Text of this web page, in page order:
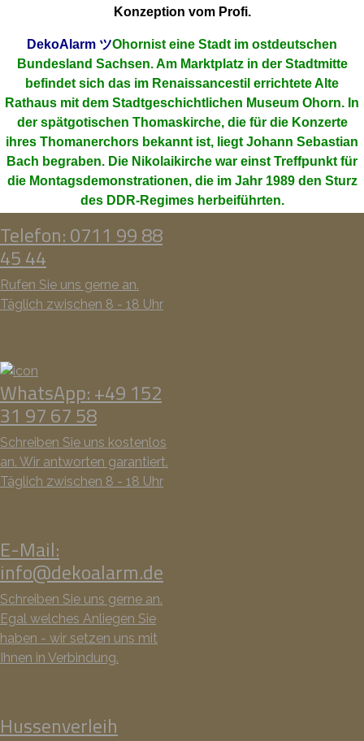
Konzeption vom Profi.
DekoAlarm ツOhornist eine Stadt im ostdeutschen
Bundesland Sachsen. Am Marktplatz in der Stadtmitte
befindet sich das im Renaissancestil errichtete Alte
Rathaus mit dem Stadtgeschichtlichen Museum Ohorn. In
der spätgotischen Thomaskirche, die für die Konzerte
ihres Thomanerchors bekannt ist, liegt Johann Sebastian
Bach begraben. Die Nikolaikirche war einst Treffpunkt für
die Montagsdemonstrationen, die im Jahr 1989 den Sturz
des DDR-Regimes herbeiführten.
Telefon: 0711 99 88
45 44
Rufen Sie uns gerne an.
Täglich zwischen 8 - 18 Uhr
WhatsApp: +49 152
31 97 67 58
Schreiben Sie uns kostenlos
an. Wir antworten garantiert.
Täglich zwischen 8 - 18 Uhr
E-Mail:
info@dekoalarm.de
Schreiben Sie uns gerne an.
Egal welches Anliegen Sie
haben - wir setzen uns mit
Ihnen in Verbindung.
Hussenverleih